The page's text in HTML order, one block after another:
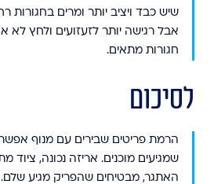
שיש כבד ויציב יותר ומרים בחגורות
אבל רגישה יותר לזעזועים ולחץ לא
חגורות מתאים.
לסיכום
הרמת פריטים שבירים עם מנוף
שמגיעים מוכנים. אריזה נכונה, ציוד
האתגר, מבטיחים שהפריק מגיע שלם.